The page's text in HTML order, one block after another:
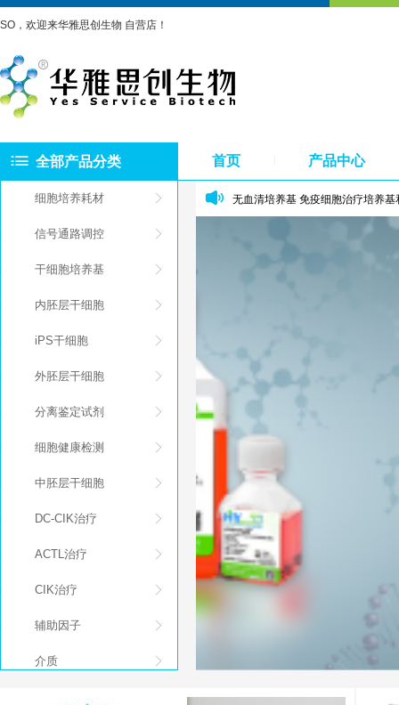
SO，欢迎来华雅思创生物 自营店！
全部产品分类
细胞培养耗材
信号通路调控
干细胞培养基
内胚层干细胞
iPS干细胞
外胚层干细胞
分离鉴定试剂
细胞健康检测
中胚层干细胞
DC-CIK治疗
ACTL治疗
CIK治疗
辅助因子
介质
首页 产品中心
无血清培养基 免疫细胞治疗培养
NGS测序
单细胞测序揭示了肺癌肿瘤中免疫
北京红荣微再生物工程技术有限公
高通量测序（High-Throughput
美国伯乐公司经典产品介绍和Bio-
TAKARA Cellartis®干细胞培养基
热烈祝贺上海华雅思创生物科技有
无血清培养基 免疫细胞治疗培养
单细胞测序揭示了肺癌肿瘤中免疫